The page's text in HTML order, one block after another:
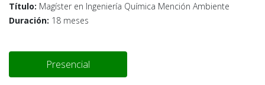
Título: Magíster en Ingeniería Química Mención Ambiente
Duración: 18 meses
Presencial